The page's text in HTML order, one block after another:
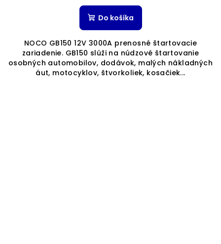
hodnotenie
produktu
z
5
hviezdičiek.
Do košíka
NOCO GB150 12V 3000A prenosné štartovacie
zariadenie. GB150 slúži na núdzové štartovanie
osobných automobilov, dodávok, malých nákladných
áut, motocyklov, štvorkoliek, kosačiek...